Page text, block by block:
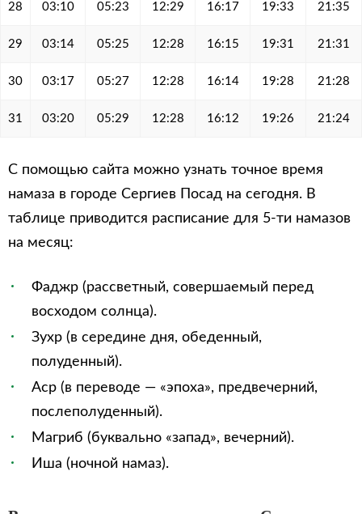
28 03:10 05:23 12:29 16:17 19:33 21:35
29 03:14 05:25 12:28 16:15 19:31 21:31
30 03:17 05:27 12:28 16:14 19:28 21:28
31 03:20 05:29 12:28 16:12 19:26 21:24
С помощью сайта можно узнать точное время
намаза в городе Сергиев Посад на сегодня. В
таблице приводится расписание для 5-ти намазов
на месяц:
Фаджр (рассветный, совершаемый перед
восходом солнца).
Зухр (в середине дня, обеденный,
полуденный).
Аср (в переводе — «эпоха», предвечерний,
послеполуденный).
Магриб (буквально «запад», вечерний).
Иша (ночной намаз).